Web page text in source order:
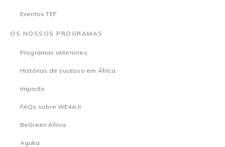
Eventos TEF
OS NOSSOS PROGRAMAS
Programas anteriores
Histórias de sucesso em África
Impacto
FAQs sobre WE4A II
BeGreen África
Aguka